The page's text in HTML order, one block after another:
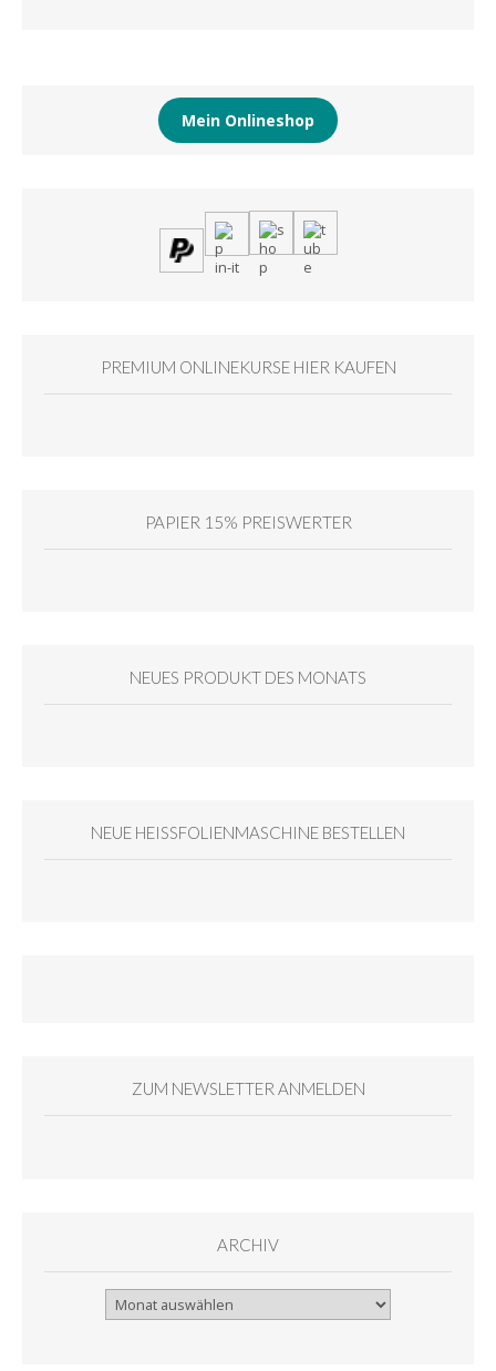
Mein Onlineshop
PREMIUM ONLINEKURSE HIER KAUFEN
PAPIER 15% PREISWERTER
NEUES PRODUKT DES MONATS
NEUE HEISSFOLIENMASCHINE BESTELLEN
ZUM NEWSLETTER ANMELDEN
ARCHIV
Archiv